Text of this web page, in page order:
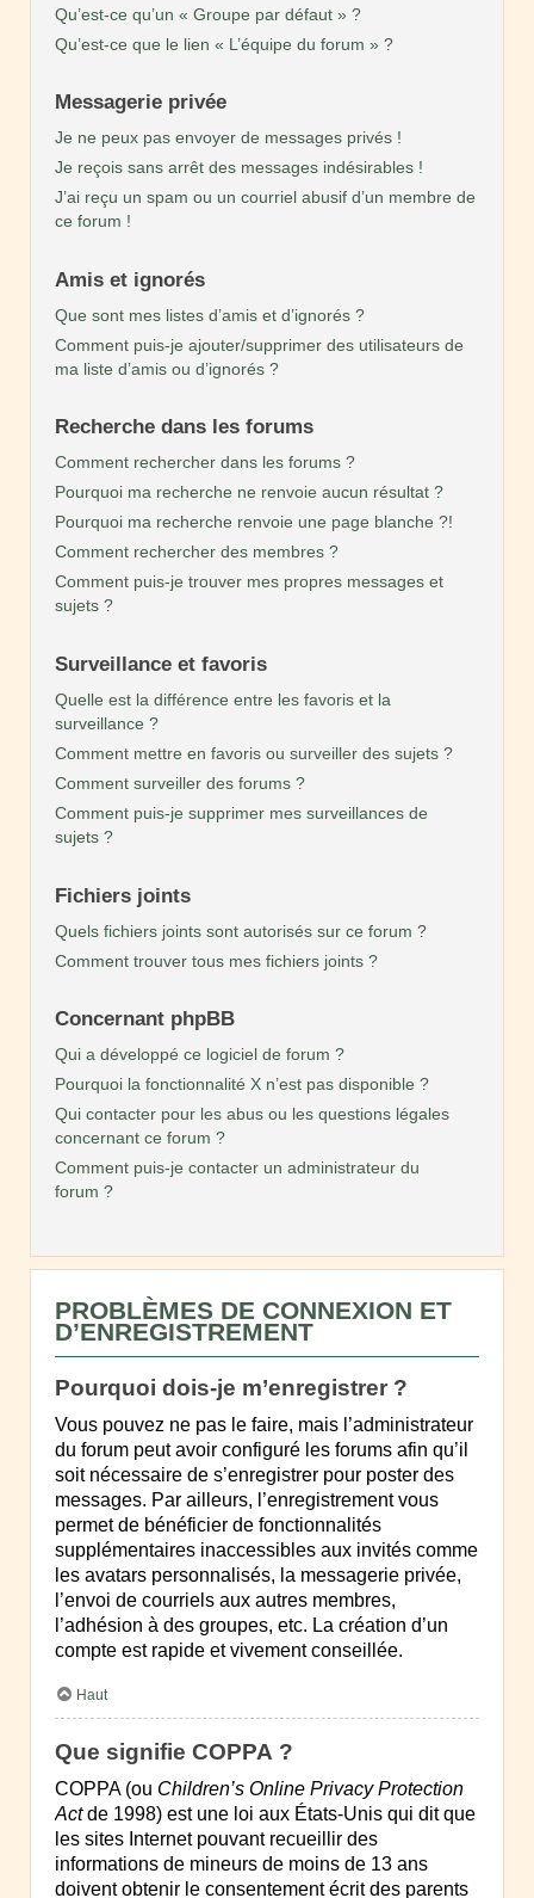
Qu’est-ce qu’un « Groupe par défaut » ?
Qu’est-ce que le lien « L’équipe du forum » ?
Messagerie privée
Je ne peux pas envoyer de messages privés !
Je reçois sans arrêt des messages indésirables !
J’ai reçu un spam ou un courriel abusif d’un membre de
ce forum !
Amis et ignorés
Que sont mes listes d’amis et d’ignorés ?
Comment puis-je ajouter/supprimer des utilisateurs de
ma liste d’amis ou d’ignorés ?
Recherche dans les forums
Comment rechercher dans les forums ?
Pourquoi ma recherche ne renvoie aucun résultat ?
Pourquoi ma recherche renvoie une page blanche ?!
Comment rechercher des membres ?
Comment puis-je trouver mes propres messages et
sujets ?
Surveillance et favoris
Quelle est la différence entre les favoris et la
surveillance ?
Comment mettre en favoris ou surveiller des sujets ?
Comment surveiller des forums ?
Comment puis-je supprimer mes surveillances de
sujets ?
Fichiers joints
Quels fichiers joints sont autorisés sur ce forum ?
Comment trouver tous mes fichiers joints ?
Concernant phpBB
Qui a développé ce logiciel de forum ?
Pourquoi la fonctionnalité X n’est pas disponible ?
Qui contacter pour les abus ou les questions légales
concernant ce forum ?
Comment puis-je contacter un administrateur du
forum ?
PROBLÈMES DE CONNEXION ET
D’ENREGISTREMENT
Pourquoi dois-je m’enregistrer ?
Vous pouvez ne pas le faire, mais l’administrateur
du forum peut avoir configuré les forums afin qu’il
soit nécessaire de s’enregistrer pour poster des
messages. Par ailleurs, l’enregistrement vous
permet de bénéficier de fonctionnalités
supplémentaires inaccessibles aux invités comme
les avatars personnalisés, la messagerie privée,
l’envoi de courriels aux autres membres,
l’adhésion à des groupes, etc. La création d’un
compte est rapide et vivement conseillée.
Haut
Que signifie COPPA ?
COPPA (ou Children’s Online Privacy Protection
Actde 1998) est une loi aux États-Unis qui dit que
les sites Internet pouvant recueillir des
informations de mineurs de moins de 13 ans
doivent obtenir le consentement écrit des parents